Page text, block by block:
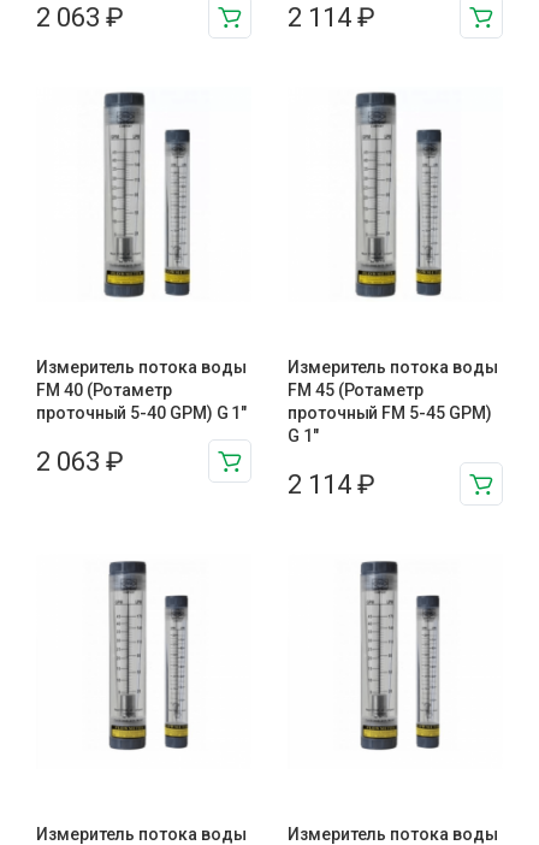
2 063 ₽ 2 114 ₽
Измеритель потока воды
FM 40 (Ротаметр
проточный 5-40 GPM) G 1″
2 063 ₽
Измеритель потока воды
FM 45 (Ротаметр
проточный FM 5-45 GPM)
G 1″
2 114 ₽
Измеритель потока воды
Измеритель потока воды